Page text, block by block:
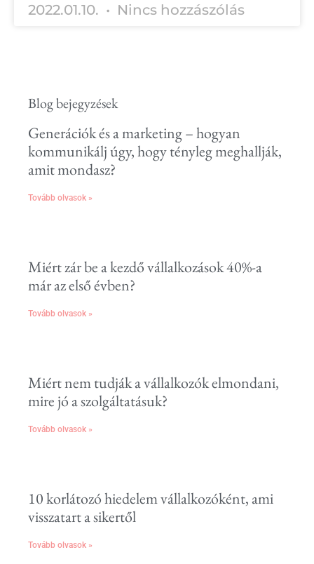
2022.01.10. Nincs hozzászólás
Blog bejegyzések
Generációk és a marketing – hogyan
kommunikálj úgy, hogy tényleg meghallják,
amit mondasz?
Tovább olvasok »
Miért zár be a kezdő vállalkozások 40%-a
már az első évben?
Tovább olvasok »
Miért nem tudják a vállalkozók elmondani,
mire jó a szolgáltatásuk?
Tovább olvasok »
10 korlátozó hiedelem vállalkozóként, ami
visszatart a sikertől
Tovább olvasok »